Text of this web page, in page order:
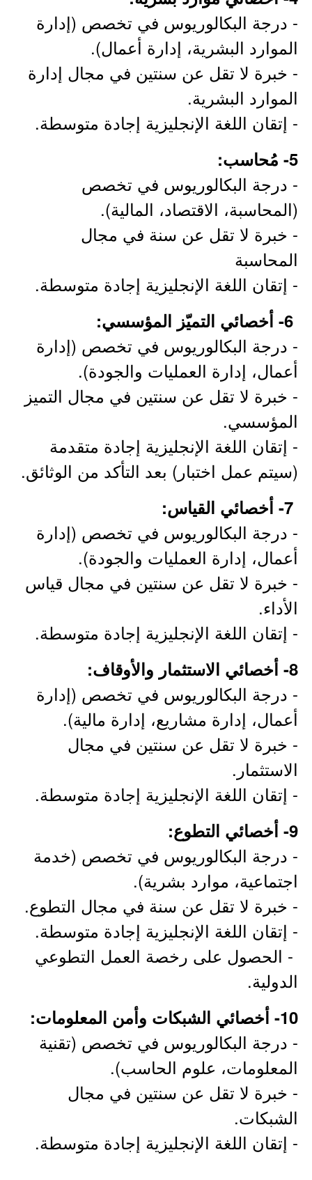
- درجة البكالوريوس في تخصص (إدارة
الموارد البشرية، إدارة أعمال).
- خبرة لا تقل عن سنتين في مجال إدارة
الموارد البشرية.
- إتقان اللغة الإنجليزية إجادة متوسطة.
5- مُحاسب:
- درجة البكالوريوس في تخصص
(المحاسبة، الاقتصاد، المالية).
- خبرة لا تقل عن سنة في مجال
المحاسبة
- إتقان اللغة الإنجليزية إجادة متوسطة.
- درجة البكالوريوس في تخصص (إدارة
أعمال، إدارة العمليات والجودة).
- خبرة لا تقل عن سنتين في مجال التميز
المؤسسي.
- إتقان اللغة الإنجليزية إجادة متقدمة
(سيتم عمل اختبار) بعد التأكد من الوثائق.
- درجة البكالوريوس في تخصص (إدارة
أعمال، إدارة العمليات والجودة).
- خبرة لا تقل عن سنتين في مجال قياس
الأداء.
- إتقان اللغة الإنجليزية إجادة متوسطة.
8- أخصائي الاستثمار والأوقاف:
- درجة البكالوريوس في تخصص (إدارة
أعمال، إدارة مشاريع، إدارة مالية).
- خبرة لا تقل عن سنتين في مجال
الاستثمار.
- إتقان اللغة الإنجليزية إجادة متوسطة.
9- أخصائي التطوع:
- درجة البكالوريوس في تخصص (خدمة
اجتماعية، موارد بشرية).
- خبرة لا تقل عن سنة في مجال التطوع.
- إتقان اللغة الإنجليزية إجادة متوسطة.
- الحصول على رخصة العمل التطوعي
الدولية.
10- أخصائي الشبكات وأمن المعلومات:
- درجة البكالوريوس في تخصص (تقنية
المعلومات، علوم الحاسب).
- خبرة لا تقل عن سنتين في مجال
الشبكات.
- إتقان اللغة الإنجليزية إجادة متوسطة.